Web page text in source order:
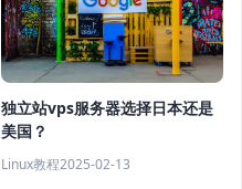
独立站vps服务器选择日本还是
美国？
Linux教程2025-02-13